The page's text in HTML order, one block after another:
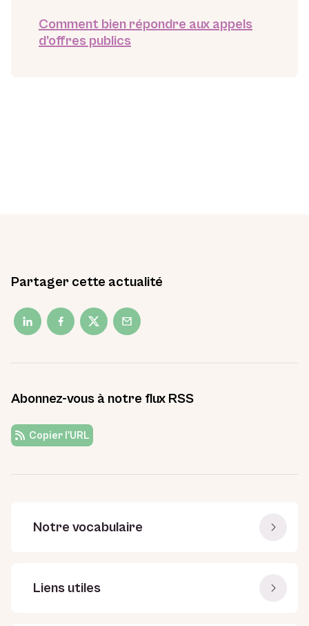
Comment bien répondre aux appels
d’offres publics
Partager cette actualité
Abonnez-vous à notre flux RSS
Copier l'URL
Notre vocabulaire
Liens utiles